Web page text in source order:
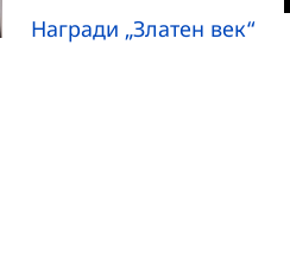
Награди „Златен век“